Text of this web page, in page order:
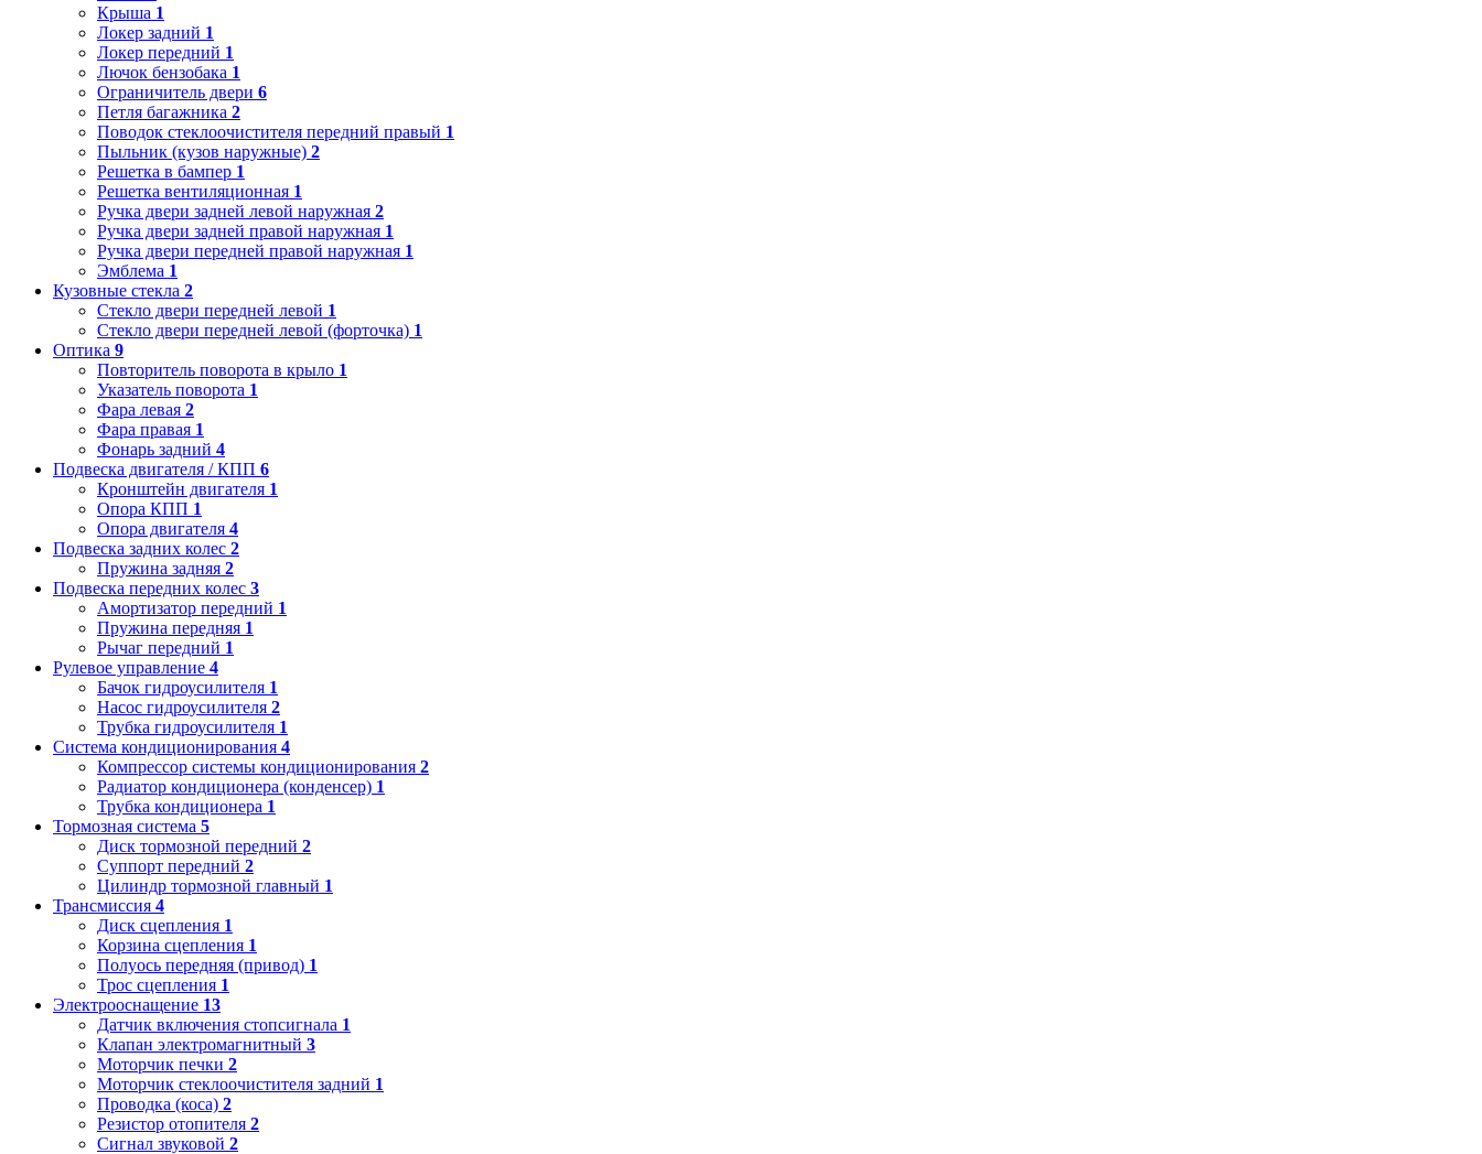
Крыша 1
Локер задний 1
Локер передний 1
Лючок бензобака 1
Ограничитель двери 6
Петля багажника 2
Поводок стеклоочистителя передний правый 1
Пыльник (кузов наружные) 2
Решетка в бампер 1
Решетка вентиляционная 1
Ручка двери задней левой наружная 2
Ручка двери задней правой наружная 1
Ручка двери передней правой наружная 1
Эмблема 1
Кузовные стекла 2
Стекло двери передней левой 1
Стекло двери передней левой (форточка) 1
Оптика 9
Повторитель поворота в крыло 1
Указатель поворота 1
Фара левая 2
Фара правая 1
Фонарь задний 4
Подвеска двигателя / КПП 6
Кронштейн двигателя 1
Опора КПП 1
Опора двигателя 4
Подвеска задних колес 2
Пружина задняя 2
Подвеска передних колес 3
Амортизатор передний 1
Пружина передняя 1
Рычаг передний 1
Рулевое управление 4
Бачок гидроусилителя 1
Насос гидроусилителя 2
Трубка гидроусилителя 1
Система кондиционирования 4
Компрессор системы кондиционирования 2
Радиатор кондиционера (конденсер) 1
Трубка кондиционера 1
Тормозная система 5
Диск тормозной передний 2
Суппорт передний 2
Цилиндр тормозной главный 1
Трансмиссия 4
Диск сцепления 1
Корзина сцепления 1
Полуось передняя (привод) 1
Трос сцепления 1
Электрооснащение 13
Датчик включения стопсигнала 1
Клапан электромагнитный 3
Моторчик печки 2
Моторчик стеклоочистителя задний 1
Проводка (коса) 2
Резистор отопителя 2
Сигнал звуковой 2